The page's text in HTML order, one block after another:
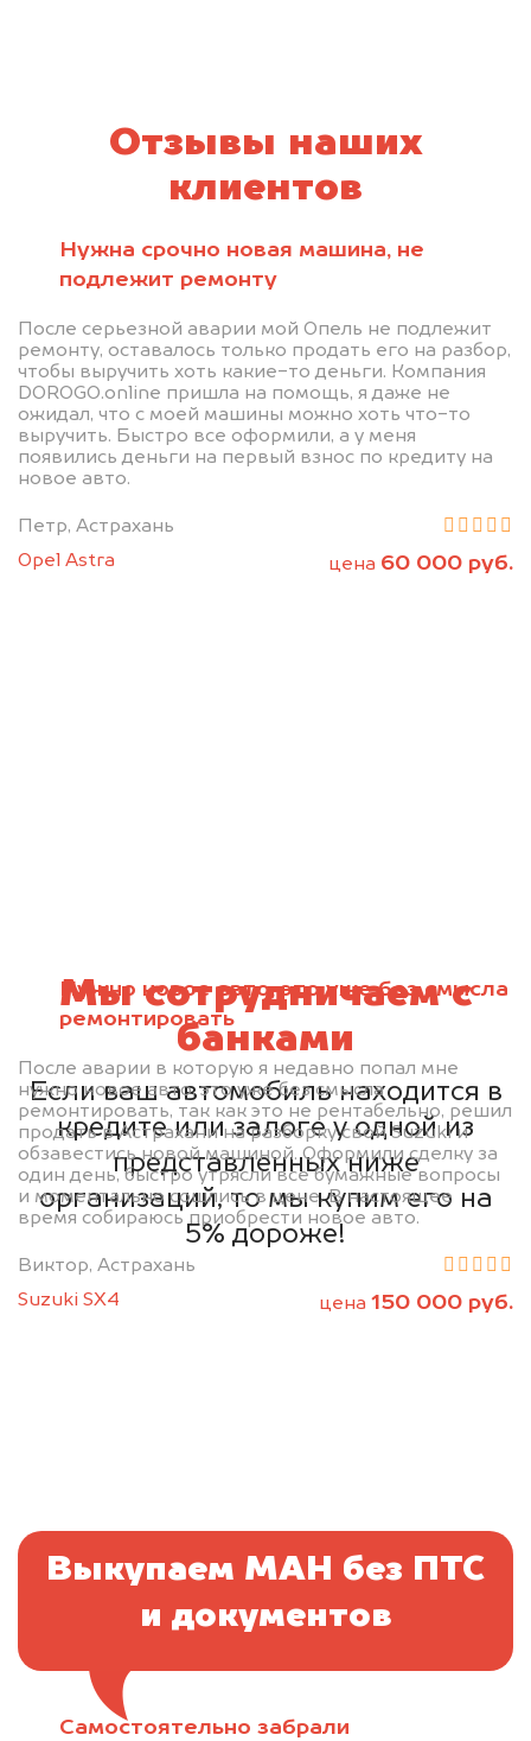
Отзывы наших
клиентов
Нужна срочно новая машина, не
подлежит ремонту
После серьезной аварии мой Опель не подлежит
ремонту, оставалось только продать его на разбор,
чтобы выручить хоть какие-то деньги. Компания
DOROGO.online пришла на помощь, я даже не
ожидал, что с моей машины можно хоть что-то
выручить. Быстро все оформили, а у меня
появились деньги на первый взнос по кредиту на
новое авто.
Петр, Астрахань
Opel Astra
цена 60 000 руб.
Нужно новое авто, это уже без смысла
ремонтировать
После аварии в которую я недавно попал мне
нужно новое авто, это уже без смысла
ремонтировать, так как это не рентабельно, решил
продать в Астрахани на разборку свой Suzuki и
обзавестись новой машиной. Оформили сделку за
один день, быстро утрясли все бумажные вопросы
и моментально сошлись в цене. В настоящее
время собираюсь приобрести новое авто.
Виктор, Астрахань
Suzuki SX4
цена 150 000 руб.
Самостоятельно забрали
Мы сотрудничаем с
банками
Если ваш автомобиль находится в
кредите или залоге у одной из
представленных ниже
организаций, то мы купим его на
5% дороже!
Выкупаем МАН без ПТС
и документов